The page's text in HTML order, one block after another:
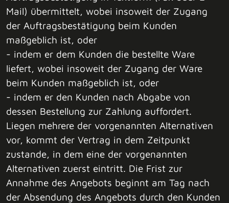
Mail) übermittelt, wobei insoweit der Zugang
der Auftragsbestätigung beim Kunden
maßgeblich ist, oder
- indem er dem Kunden die bestellte Ware
liefert, wobei insoweit der Zugang der Ware
beim Kunden maßgeblich ist, oder
- indem er den Kunden nach Abgabe von
dessen Bestellung zur Zahlung auffordert.
Liegen mehrere der vorgenannten Alternativen
vor, kommt der Vertrag in dem Zeitpunkt
zustande, in dem eine der vorgenannten
Alternativen zuerst eintritt. Die Frist zur
Annahme des Angebots beginnt am Tag nach
der Absendung des Angebots durch den Kunden